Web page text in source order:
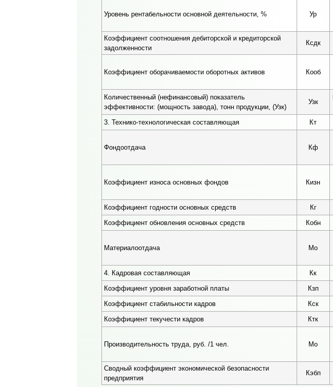
Уровень рентабельности основной деятельности, % Ур
Коэффициент соотношения дебиторской и кредиторской
задолженности
Ксдк
Коэффициент оборачиваемости оборотных активов Кооб
Количественный (нефинансовый) показатель
эффективности: (мощность завода), тонн продукции, (Узк)
Узк
3. Технико-технологическая составляющая
Кт
Фондоотдача Кф
Коэффициент износа основных фондов Кизн
Коэффициент годности основных средств
Кг
Коэффициент обновления основных средств
Кобн
Материалоотдача Мо
4. Кадровая составляющая
Кк
Коэффициент уровня заработной платы
Кзп
Коэффициент стабильности кадров
Кск
Коэффициент текучести кадров
Ктк
Производительность труда, руб. /1 чел. Мо
Сводный коэффициент экономической безопасности
предприятия
Кэбп